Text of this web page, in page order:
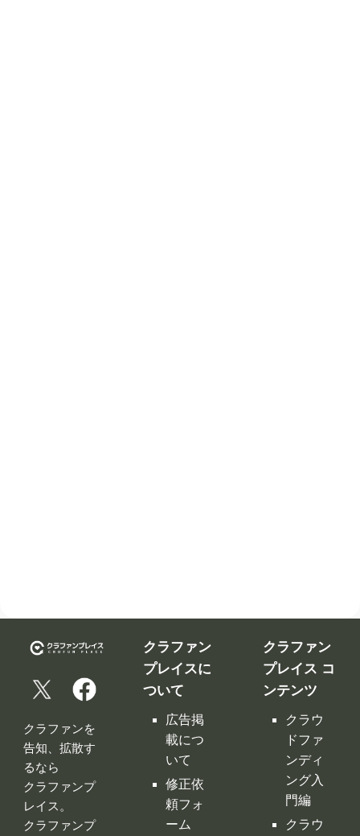
クラファンを
告知、拡散す
るなら
クラファンプ
レイス。
クラファンプ
クラファン
プレイスに
ついて
広告掲
載につ
いて
修正依
頼フォ
ーム
クラファン
プレイス コ
ンテンツ
クラウ
ドファ
ンディ
ング入
門編
クラウ